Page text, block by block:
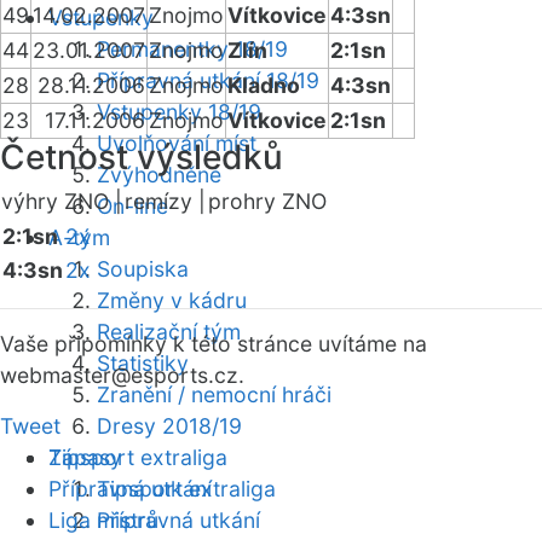
Vstupenky
Permanentky 18/19
Přípravná utkání 18/19
Vstupenky 18/19
Uvolňování míst
Zvýhodněné
On-line
A-tým
Soupiska
Změny v kádru
Realizační tým
Statistiky
Zranění / nemocní hráči
Dresy 2018/19
Zápasy
Tipsport extraliga
Přípravná utkání
4914.02.2007ZnojmoVítkovice4:3sn
4423.01.2007ZnojmoZlín
2:1sn
28 28.11.2006ZnojmoKladno
4:3sn
23
17.11.2006ZnojmoVítkovice 2:1sn
Četnost výsledků
výhry ZNO |remízy |
prohry ZNO
2:1sn 2x
4:3sn2x
Vaše připomínky k této stránce uvítáme na
webmaster@esports.cz.
Tweet
Tipsport extraliga
Přípravná utkání
Liga mistrů